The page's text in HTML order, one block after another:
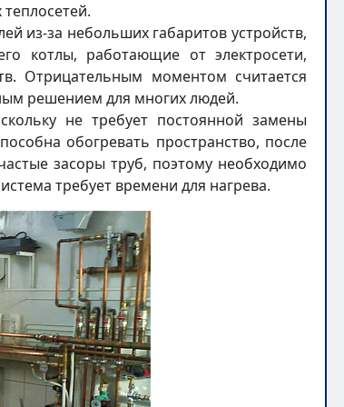
из-за небольших габаритов устройств,
котлы, работающие от электросети,
Отрицательным моментом считается
решением для многих людей.
не требует постоянной замены
обогревать пространство, после
засоры труб, поэтому необходимо
требует времени для нагрева.